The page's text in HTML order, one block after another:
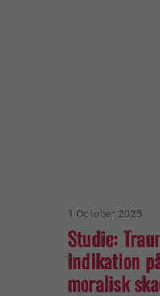
1 October 2025
Studie:
indikation
moralisk